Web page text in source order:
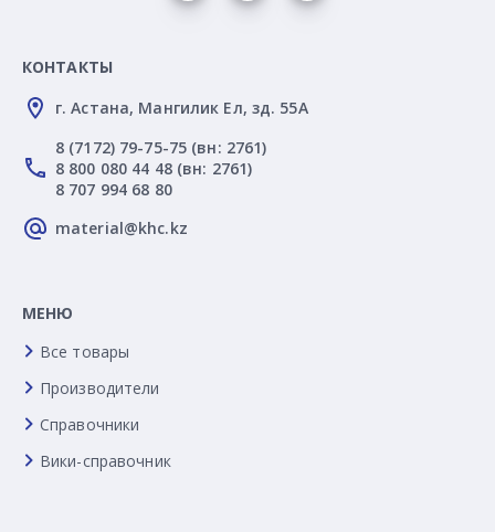
КОНТАКТЫ
г. Астана, Мангилик Ел, зд. 55А
8 (7172) 79-75-75 (вн: 2761)
8 800 080 44 48 (вн: 2761)
8 707 994 68 80
material@khc.kz
МЕНЮ
Все товары
Производители
Справочники
Вики-справочник